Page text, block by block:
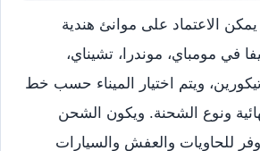
الاعتماد على موانئ هندية
في مومباي، موندرا، تشيناي،
ويتم اختيار الميناء حسب خط
ونوع الشحنة. ويكون الشحن
للحاويات والعفش والسيارات